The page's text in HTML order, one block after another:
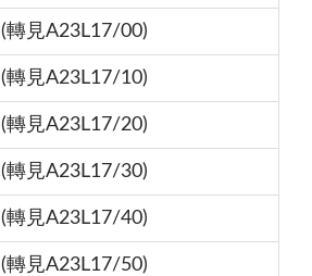
(轉見A23L17/00)
(轉見A23L17/10)
(轉見A23L17/20)
(轉見A23L17/30)
(轉見A23L17/40)
(轉見A23L17/50)